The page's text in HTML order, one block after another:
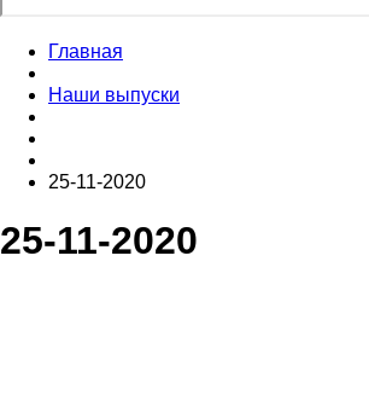
Главная
Наши выпуски
25-11-2020
25-11-2020